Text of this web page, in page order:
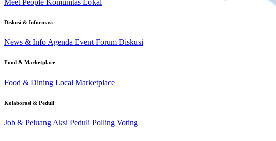
Diskusi & Informasi
News & Info Agenda Event Forum Diskusi
Food & Marketplace
Food & Dining Local Marketplace
Kolaborasi & Peduli
Job & Peluang Aksi Peduli Polling Voting